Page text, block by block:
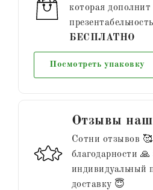
которая дополнит
БЕСПЛАТНО
Посмотреть упаковку
Отзывы
Сотни отзывов 🥰
благодарности
индивидуальный
доставку 😇